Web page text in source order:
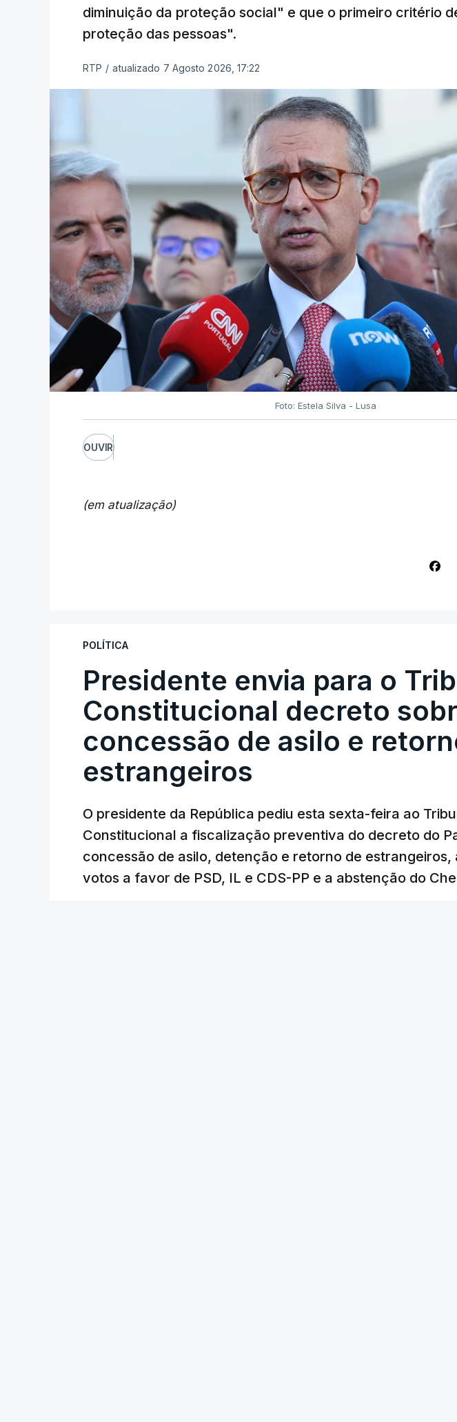
diminuição da proteção social" e que o primeiro critério
proteção das pessoas".
RTP / atualizado 7 Agosto 2026, 17:22
Foto: Estela Silva - Lusa
OUVIR
(em atualização)
POLÍTICA
Presidente envia para o
Constitucional decreto
concessão de asilo e
estrangeiros
O presidente da República pediu esta sexta-feira ao
Constitucional a fiscalização preventiva do decreto do
concessão de asilo, detenção e retorno de estrangeiros,
votos a favor de PSD, IL e CDS-PP e a abstenção do